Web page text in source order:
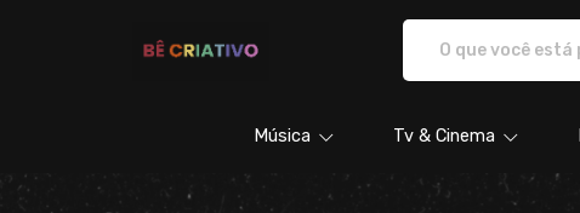
Música Tv & Cinema